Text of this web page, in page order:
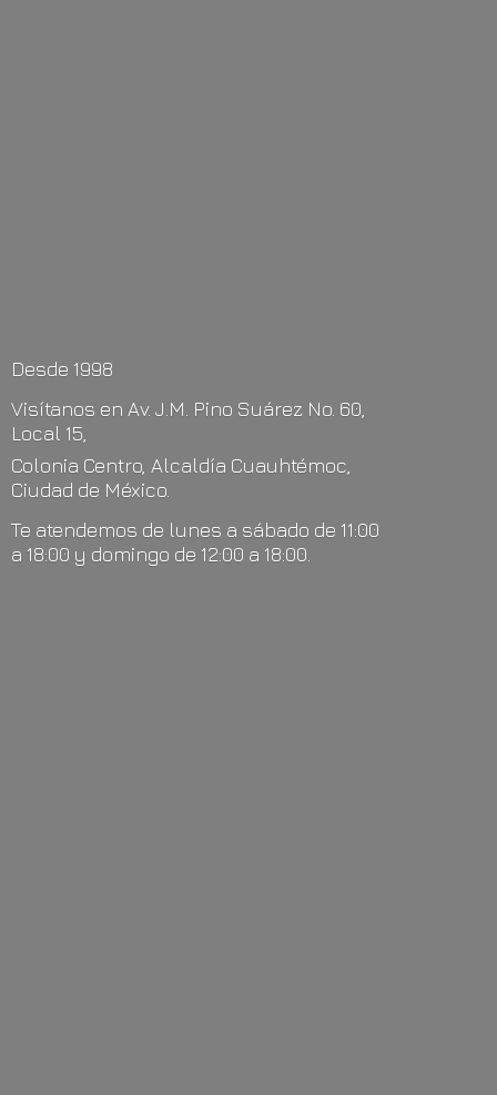
Desde 1998
Visítanos en Av. J.M. Pino Suárez No. 60,
Local 15,
Colonia Centro, Alcaldía Cuauhtémoc,
Ciudad de México.
Te atendemos de lunes a sábado de 11:00
a 18:00 y domingo de 12:00 a 18:00.